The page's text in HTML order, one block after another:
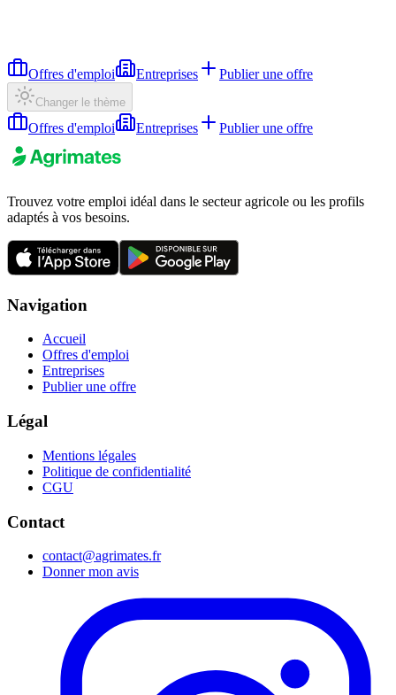
Offres d'emploi Entreprises Publier une offre
Changer le thème
Offres d'emploi Entreprises Publier une offre
Trouvez votre emploi idéal dans le secteur agricole ou les profils
adaptés à vos besoins.
Navigation
Accueil
Offres d'emploi
Entreprises
Publier une offre
Légal
Mentions légales
Politique de confidentialité
CGU
Contact
contact@agrimates.fr
Donner mon avis